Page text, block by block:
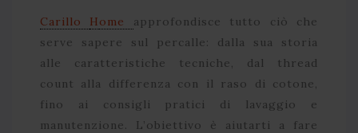
Carillo Home approfondisce tutto ciò che
serve sapere sul percalle: dalla sua storia
alle caratteristiche tecniche, dal thread
count alla differenza con il raso di cotone,
fino ai consigli pratici di lavaggio e
manutenzione. L’obiettivo è aiutarti a fare